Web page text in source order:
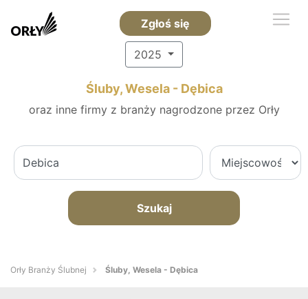
Zgłoś się
2025
Śluby, Wesela - Dębica
oraz inne firmy z branży nagrodzone przez Orły
Szukaj
Orły Branży Ślubnej Śluby, Wesela - Dębica